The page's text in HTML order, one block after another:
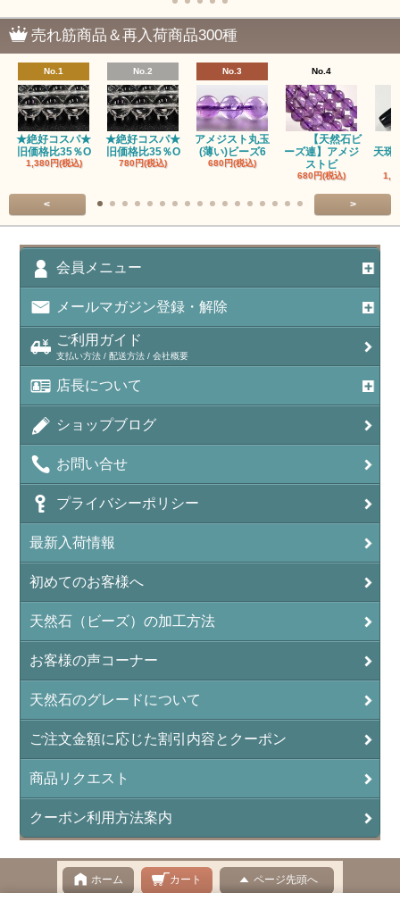
アズロマラカイト（Azuromalachite）
アパタイト
アベンチュリン(クォーツァイト/Aventurine)
アマゾナイト（天河石/Amazonite）
アポフィライト（Apophylite）/魚眼石
アメジスト（紫水晶/Amethyst）
アメシスティンクォーツ（Amethest in quartz）
ラベンダーアメジスト
アメトリン（紫黄水晶/Ametrine）
アラゴナイト（霰石/Aragonite）
アンデシン（チベット産日長石）
アンフィボールインクォーツ(Amphibole)
アンフィボールロック/角閃岩（Amphibole ）
イーグルアイ（EagleEye）
インカローズ（ロードクロサイト/Rhodochrosite）
インディアンアゲート(Indian Agate)
エメラルド(emerald/翠玉)
エレスチャル(elestial/骸骨水晶)
オーロラクォーツ(レインボー水晶)
オニキス(ブラック)(Black Onyx)
オブシディアン（黒曜石/Obsidian）
オフィカルサイト（蛇灰岩/Ophicalcite）
売れ筋商品＆再入荷商品300種
No.1
★絶好コスパ★
旧価格比35％O
1,380円(税込)
No.2
★絶好コスパ★
旧価格比35％O
780円(税込)
No.3
アメジスト丸玉
(薄い)ビーズ6
680円(税込)
No.4
【天然石ビ
ーズ連】アメジ
ストビ
680円(税込)
天珠
< >
会員メニュー
メールマガジン登録・解除
ご利用ガイド
支払い方法 / 配送方法 / 会社概要
店長について
ショップブログ
お問い合せ
プライバシーポリシー
最新入荷情報
初めてのお客様へ
天然石（ビーズ）の加工方法
お客様の声コーナー
天然石のグレードについて
ご注文金額に応じた割引内容とクーポン
商品リクエスト
クーポン利用方法案内
ホーム カート ページ先頭へ